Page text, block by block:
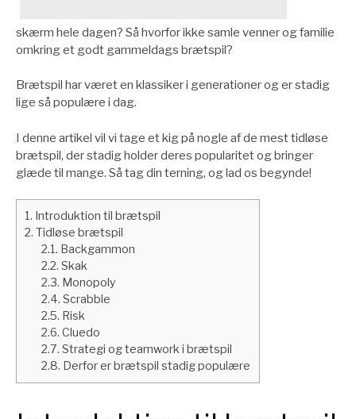
skærm hele dagen? Så hvorfor ikke samle venner og familie
omkring et godt gammeldags brætspil?
Brætspil har været en klassiker i generationer og er stadig
lige så populære i dag.
I denne artikel vil vi tage et kig på nogle af de mest tidløse
brætspil, der stadig holder deres popularitet og bringer
glæde til mange. Så tag din terning, og lad os begynde!
1. Introduktion til brætspil
2. Tidløse brætspil
2.1. Backgammon
2.2. Skak
2.3. Monopoly
2.4. Scrabble
2.5. Risk
2.6. Cluedo
2.7. Strategi og teamwork i brætspil
2.8. Derfor er brætspil stadig populære